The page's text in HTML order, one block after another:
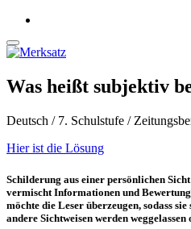
Was heißt subjektiv
Deutsch / 7. Schulstufe /
Hier ist die Lösung
Schilderung aus einer persönlichen Sicht
vermischt Informationen und
möchte die Leser überzeugen, sodass
andere Sichtweisen werden